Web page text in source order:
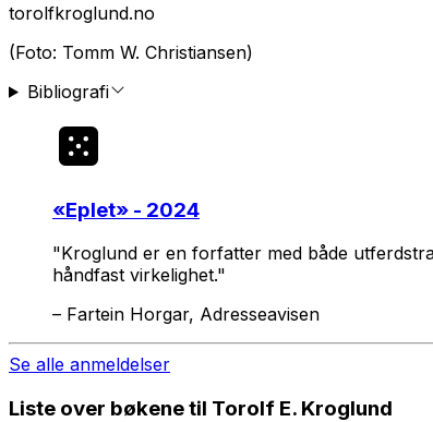
torolfkroglund.no
(Foto: Tomm W. Christiansen)
Bibliografi
«Eplet» - 2024
"Kroglund er en forfatter med både
håndfast virkelighet."
– Fartein Horgar, Adresseavisen
Se alle anmeldelser
Liste over bøkene til Torolf E. Kroglund